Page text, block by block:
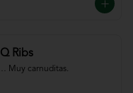
Ribs
Muy carnuditas.